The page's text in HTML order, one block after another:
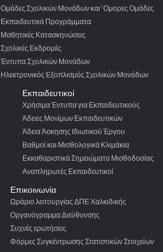
Ομάδες Σχολικών Μονάδων και ‘Ομορες Ομάδες
Εκπαιδευτικά Προγράμματα
Μαθητικές Κατασκηνώσεις
Σχολικές Εκδρομές
Έντυπα Σχολικών Μονάδων
Ηλεκτρονικός Εξοπλισμός Σχολικών Μονάδων
Εκπαιδευτικοί
Χρήσιμα Έντυπα για Εκπαιδευτικούς
Άδειες Μονίμων Εκπαιδευτικών
Άδεια Άσκησης Ιδιωτικού Έργου
Βαθμοί και Μισθολογικά Κλιμάκια
Εκκαθαριστικά Σημειώματα Μισθοδοσίας
Αναπληρωτές Εκπαιδευτικοί
Επικοινωνία
Ωράριο λειτουργίας ΔΠΕ Χαλκιδικής
Οργανόγραμμα Διεύθυνσης
Συχνές ερωτήσεις
Φόρμες Συγκέντρωσης Στατιστικών Στοιχείων